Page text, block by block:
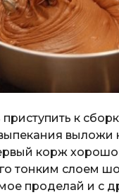
к
выложи
корж
тонким слоем
проделай и с